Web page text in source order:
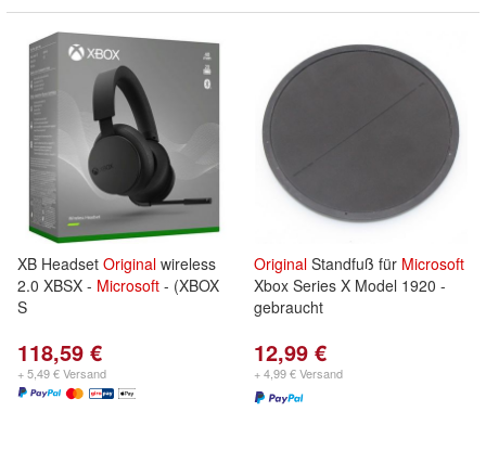
XB Headset Original wireless
2.0 XBSX - Microsoft - (XBOX
S
118,59 €
+ 5,49 € Versand
Original Standfuß für Microsoft
Xbox Series X Model 1920 -
gebraucht
12,99 €
+ 4,99 € Versand